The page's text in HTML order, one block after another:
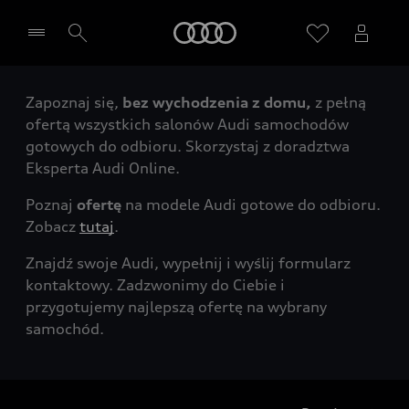
Wybierz Twojego Partnera Audi
Zapoznaj się, bez wychodzenia z domu, z pełną
ofertą wszystkich salonów Audi samochodów
gotowych do odbioru. Skorzystaj z doradztwa
Eksperta Audi Online.
Poznaj ofertę na modele Audi gotowe do odbioru.
Zobacz tutaj.
Znajdź swoje Audi, wypełnij i wyślij formularz
kontaktowy. Zadzwonimy do Ciebie i
przygotujemy najlepszą ofertę na wybrany
samochód.